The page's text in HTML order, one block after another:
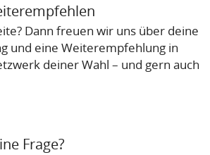
Dann freuen wir uns über deine
und eine Weiterempfehlung in
deiner Wahl – und gern auch
Frage?